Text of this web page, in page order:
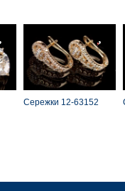
Сережки 12-63152